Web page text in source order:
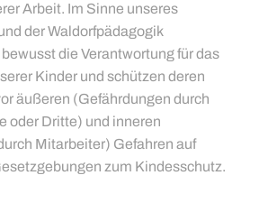
Arbeit. Im Sinne unseres
der Waldorfpädagogik
die Verantwortung für das
Kinder und schützen deren
äußeren (Gefährdungen durch
oder Dritte) und inneren
Mitarbeiter) Gefahren auf
zum Kindesschutz.